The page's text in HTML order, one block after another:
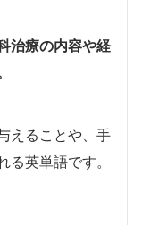
治療の内容や経
えることや、手
英単語です。